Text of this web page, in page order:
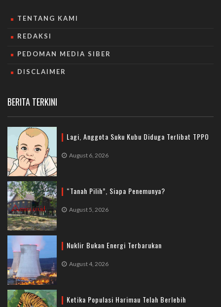
TENTANG KAMI
REDAKSI
PEDOMAN MEDIA SIBER
DISCLAIMER
BERITA TERKINI
Lagi, Anggota Suku Kubu Diduga Terlibat TPPO
August 6, 2026
“Tanah Pilih”, Siapa Penemunya?
August 5, 2026
Nuklir Bukan Energi Terbarukan
August 4, 2026
Ketika Populasi Harimau Telah Berlebih